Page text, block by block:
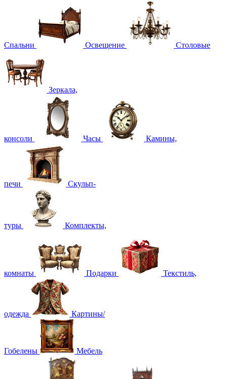
Спальни Освещение Столовые
Зеркала,
консоли Часы Камины,
печи Скульп-
туры Комплекты,
комнаты Подарки Текстиль,
одежда Картины/
Гобелены Мебель